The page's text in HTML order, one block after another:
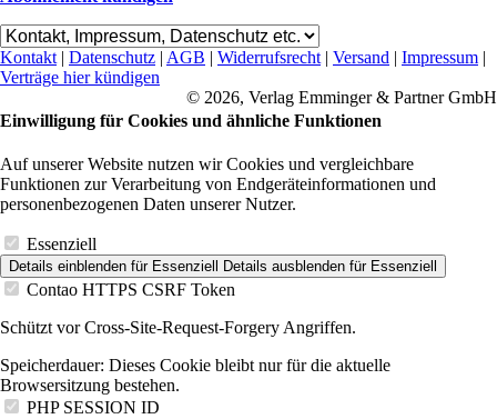
Kontakt | Datenschutz | AGB | Widerrufsrecht | Versand | Impressum |
Verträge hier kündigen
© 2026, Verlag Emminger & Partner GmbH
Einwilligung für Cookies und ähnliche Funktionen
Auf unserer Website nutzen wir Cookies und vergleichbare
Funktionen zur Verarbeitung von Endgeräteinformationen und
personenbezogenen Daten unserer Nutzer.
Essenziell
Details einblenden für Essenziell Details ausblenden für Essenziell
Contao HTTPS CSRF Token
Schützt vor Cross-Site-Request-Forgery Angriffen.
Speicherdauer: Dieses Cookie bleibt nur für die aktuelle
Browsersitzung bestehen.
PHP SESSION ID